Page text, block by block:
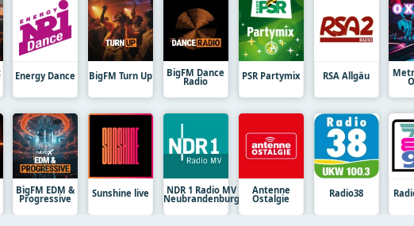
Energy Dance BigFM Turn Up BigFM Dance
Radio PSR Partymix RSA Allgäu
BigFM EDM &
Progressive Sunshine live NDR 1 Radio MV
Neubrandenburg
Antenne
Ostalgie Radio38